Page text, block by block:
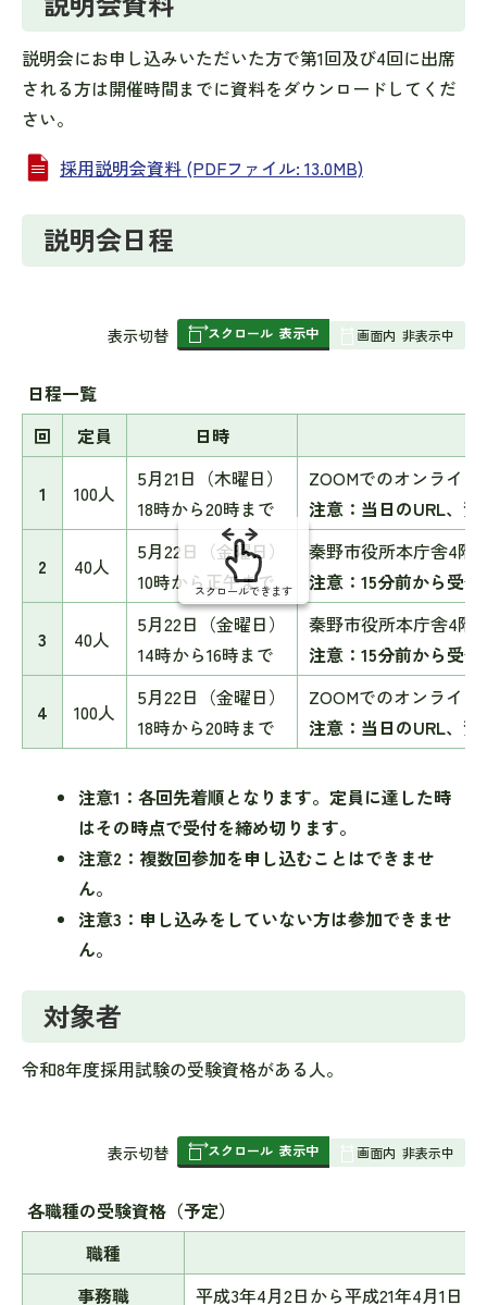
説明会にお申し込みいただいた方で第1回及び4回に出席
される方は開催時間までに資料をダウンロードしてくだ
さい。
採用説明会資料 (PDFファイル: 13.0MB)
説明会日程
表
の
表示切替 スクロール 表示中 画面内 非表示中
日程一覧
回
定員 日時
1 100人
5月21日（木曜日）
18時から20時まで
ZOOMでのオンライン
注意：当日のURL、
2 40人
5月22日（金曜日）
10時から正午まで
秦野市役所本庁舎4階
注意：15分前から受
3 40人
5月22日（金曜日）
14時から16時まで
秦野市役所本庁舎4階
注意：15分前から受
4 100人
5月22日（金曜日）
18時から20時まで
ZOOMでのオンライン
注意：当日のURL、
スクロールできます
注意1：各回先着順となります。定員に達した時
はその時点で受付を締め切ります。
注意2：複数回参加を申し込むことはできませ
ん。
注意3：申し込みをしていない方は参加できませ
ん。
対象者
令和8年度採用試験の受験資格がある人。
表
み
の
表示切替 スクロール 表示中 画面内 非表示中
各職種の受験資格（予定）
職種
事務職
平成3年4月2日から平成21年4月1日